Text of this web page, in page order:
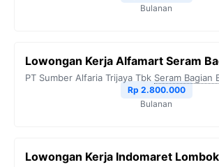
Bulanan
Lowongan Kerja Alfamart Seram
PT Sumber Alfaria Trijaya Tbk Seram Bagian
Rp 2.800.000
Bulanan
Lowongan Kerja Indomaret